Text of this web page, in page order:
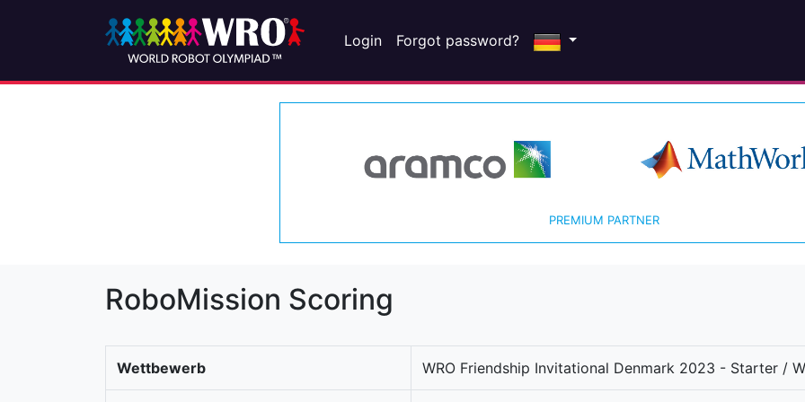
Login Forgot password?
PREMIUM PARTNER
RoboMission Scoring
Wettbewerb WRO Friendship Invitational Denmark 2023 - Starter /